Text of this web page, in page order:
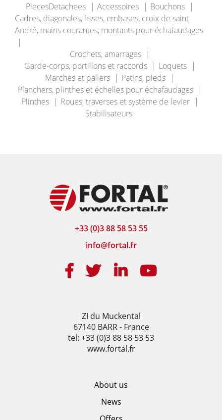
PiecesDetachees Accessoires
Bouchons
Cadres, diagonales, lisses, embases, croix de saint
André, mains courantes, montants pour échafaudages
Crochets, amarrages
Garde-corps, portillons et raccords
Loquets
Marches et paliers
Patins, pieds
Planchers, plinthes et échelles pour échafaudages
Plinthes
Roues, traverses et système de levier
Stabilisateurs
+33 (0)3 88 58 53 55
info@fortal.fr
ZI du Muckental
67140 BARR - France
tel: +33 (0)3 88 58 53 53
www.fortal.fr
About us
News